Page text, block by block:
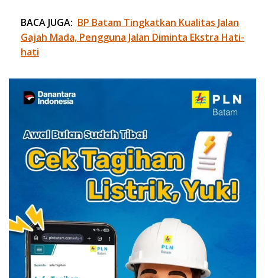
BACA JUGA: BP Batam Tingkatkan Kualitas Jalan
Gajah Mada, Pengguna Jalan Diminta Ekstra Hati-
hati